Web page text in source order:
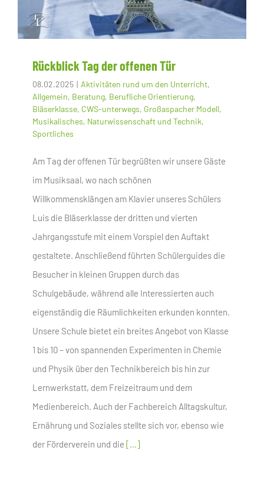
Rückblick Tag der offenen Tür
08.02.2025 | Aktivitäten rund um den Unterricht,
Allgemein, Beratung, Berufliche Orientierung,
Bläserklasse, CWS-unterwegs, Großaspacher Modell,
Musikalisches, Naturwissenschaft und Technik,
Sportliches
Am Tag der offenen Tür begrüßten wir unsere Gäste
im Musiksaal, wo nach schönen
Willkommensklängen am Klavier unseres Schülers
Luis die Bläserklasse der dritten und vierten
Jahrgangsstufe mit einem Vorspiel den Auftakt
gestaltete. Anschließend führten Schülerguides die
Besucher in kleinen Gruppen durch das
Schulgebäude, während alle Interessierten auch
eigenständig die Räumlichkeiten erkunden konnten.
Unsere Schule bietet ein breites Angebot von Klasse
1 bis 10 – von spannenden Experimenten in Chemie
und Physik über den Technikbereich bis hin zur
Lernwerkstatt, dem Freizeitraum und dem
Medienbereich. Auch der Fachbereich Alltagskultur,
Ernährung und Soziales stellte sich vor, ebenso wie
der Förderverein und die [...]